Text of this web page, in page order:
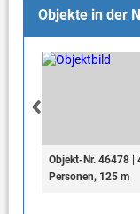
Objekte in der
Objekt-Nr. 46478 |
Personen, 125 m